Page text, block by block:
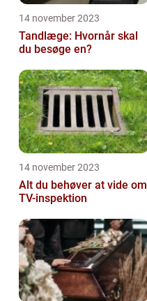
14 november 2023
Tandlæge: Hvornår skal
du besøge en?
14 november 2023
Alt du behøver at vide om
TV-inspektion